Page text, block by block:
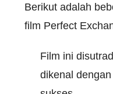
Berikut adalah
film Perfect
Film ini
dikenal